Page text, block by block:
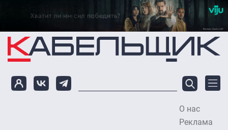
Перейти к основному содержанию
О нас
Реклама